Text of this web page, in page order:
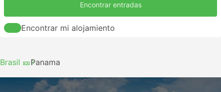
Encontrar entradas
Encontrar mi alojamiento
Brasil 🎫Panama